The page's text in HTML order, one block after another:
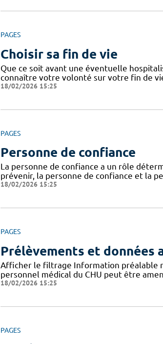
PAGES
Choisir sa fin de vie
Que ce soit avant une éventuelle
connaître votre volonté sur votre fin de
18/02/2026 15:25
PAGES
Personne de confiance
La personne de confiance a un rôle
prévenir, la personne de confiance et la
18/02/2026 15:25
PAGES
Prélèvements et données
Afficher le filtrage Information préalable
personnel médical du CHU peut être
18/02/2026 15:25
PAGES